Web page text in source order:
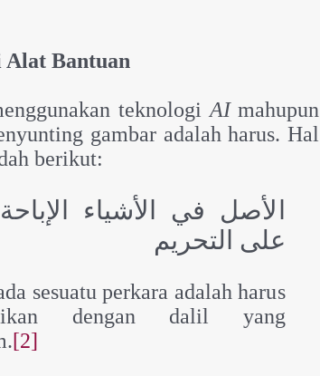
Alat Bantuan
teknologi AImahupun
gambar adalah harus.Hal
berikut:
الأصل في الأشياء
على التحريم
sesuatu perkara adalah harus
dengan dalil yang
[2]